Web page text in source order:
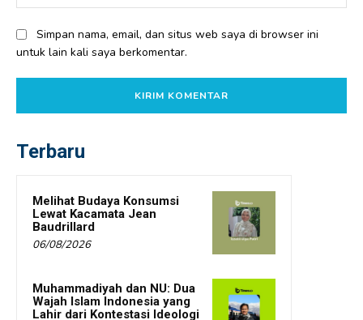
Simpan nama, email, dan situs web saya di browser ini
untuk lain kali saya berkomentar.
Terbaru
Melihat Budaya Konsumsi
Lewat Kacamata Jean
Baudrillard
06/08/2026
Muhammadiyah dan NU: Dua
Wajah Islam Indonesia yang
Lahir dari Kontestasi Ideologi